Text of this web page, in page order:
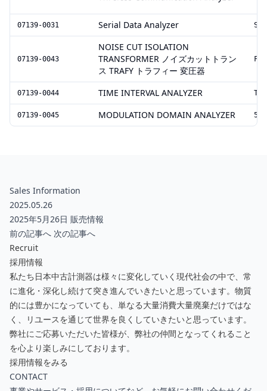
07139-0031 Serial Data Analyzer
07139-0043
NOISE CUT ISOLATION
TRANSFORMER ノイズカットトラン
ス TRAFY トラフィー 変圧器
07139-0044 TIME INTERVAL ANALYZER
07139-0045 MODULATION DOMAIN ANALYZER
Sales Information
2025.05.26
2025年5月26日 販売情報
前の記事へ 次の記事へ
Recruit
採用情報
私たち日本中古計測器は様々に変化していく現代社会の中で、常
に進化・深化し続けて突き進んでいきたいと思っています。物質
的には豊かになっていても、単なる大量消費大量廃棄だけではな
く、リユースを通じて世界を良くしていきたいと思っています。
弊社にご応募いただいた皆様が、弊社の仲間となってくれること
を心より楽しみにしております。
採用情報をみる
CONTACT